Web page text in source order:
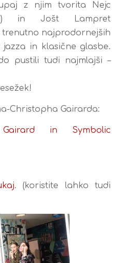
z njim tvorita Nejc
in Jošt Lampret
trenutno najprodornejših
in klasične glasbe.
pustili tudi najmlajši –
Christopha Gairarda:
Gairard in Symbolic
. (koristite lahko tudi